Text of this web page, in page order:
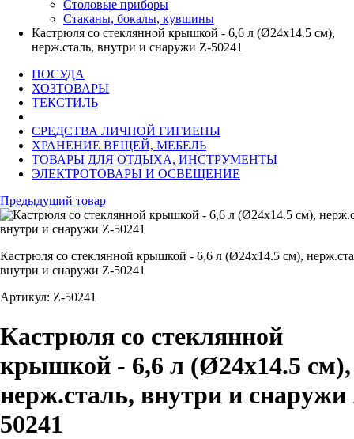
Столовые приборы
Стаканы, бокалы, кувшины
Кастрюля со стеклянной крышкой - 6,6 л (Ø24х14.5 см),
нерж.сталь, внутри и снаружи Z-50241
ПОСУДА
ХОЗТОВАРЫ
ТЕКСТИЛЬ
СРЕДСТВА ЛИЧНОЙ ГИГИЕНЫ
ХРАНЕНИЕ ВЕЩЕЙ, МЕБЕЛЬ
ТОВАРЫ ДЛЯ ОТДЫХА, ИНСТРУМЕНТЫ
ЭЛЕКТРОТОВАРЫ И ОСВЕЩЕНИЕ
Предыдущий товар
Кастрюля со стеклянной крышкой - 6,6 л (Ø24х14.5 см),
внутри и снаружи Z-50241
Артикул: Z-50241
Кастрюля со стеклянной
крышкой - 6,6 л (Ø24х14.5 см),
нерж.сталь, внутри и снаружи
50241